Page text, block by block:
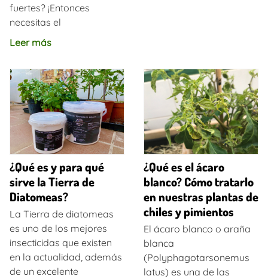
fuertes? ¡Entonces
necesitas el
Leer más
¿Qué es y para qué
sirve la Tierra de
Diatomeas?
La Tierra de diatomeas
es uno de los mejores
insecticidas que existen
en la actualidad, además
de un excelente
¿Qué es el ácaro
blanco? Cómo tratarlo
en nuestras plantas de
chiles y pimientos
El ácaro blanco o araña
blanca
(Polyphagotarsonemus
latus) es una de las